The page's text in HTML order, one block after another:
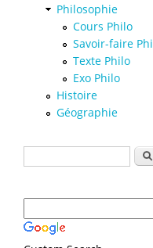
Philosophie
Cours Philo
Savoir-faire
Texte Philo
Exo Philo
Histoire
Géographie
Formulaire de